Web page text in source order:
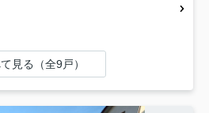
見る（全9戸）